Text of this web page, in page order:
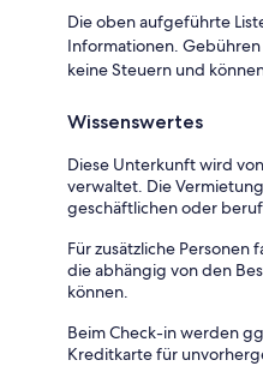
Die oben aufgeführte
Informationen.
keine Steuern und
Wissenswertes
Diese Unterkunft wird
verwaltet. Die
geschäftlichen oder
Für zusätzliche Personen
die abhängig von den
können.
Beim Check-in werden
Kreditkarte für